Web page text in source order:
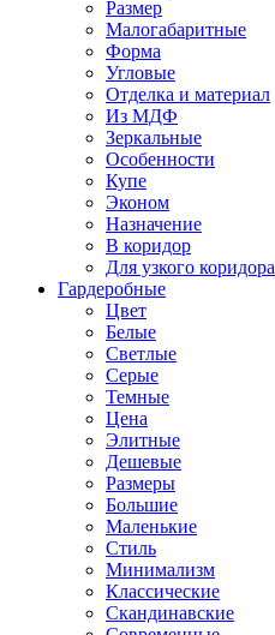
Размер
Малогабаритные
Форма
Угловые
Отделка и материал
Из МДФ
Зеркальные
Особенности
Купе
Эконом
Назначение
В коридор
Для узкого коридора
Гардеробные
Цвет
Белые
Светлые
Серые
Темные
Цена
Элитные
Дешевые
Размеры
Большие
Маленькие
Стиль
Минимализм
Классические
Скандинавские